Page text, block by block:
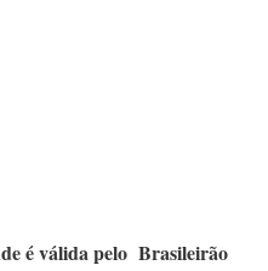
é válida pelo Brasileirão